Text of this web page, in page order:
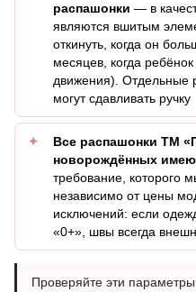
распашонки — в
являются вшитым
откинуть, когда он
месяцев, когда
движения). Отдельные
могут сдавливать ручку
Все распашонки ТМ
новорождённых
требование, которого
независимо от цены
исключений: если
«0+», швы всегда
Проверяйте эти